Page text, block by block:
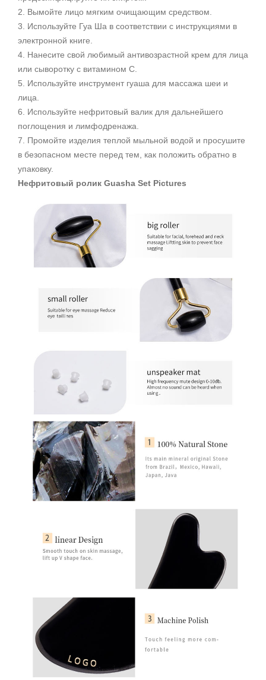
2. Вымойте лицо мягким очищающим средством.
3. Используйте Гуа Ша в соответствии с инструкциями в
электронной книге.
4. Нанесите свой любимый антивозрастной крем для лица
или сыворотку с витамином С.
5. Используйте инструмент гуаша для массажа шеи и
лица.
6. Используйте нефритовый валик для дальнейшего
поглощения и лимфодренажа.
7. Промойте изделия теплой мыльной водой и просушите
в безопасном месте перед тем, как положить обратно в
упаковку.
Нефритовый ролик Guasha Set Pictures